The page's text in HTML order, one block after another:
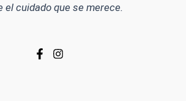
el cuidado que se merece.